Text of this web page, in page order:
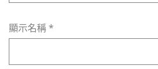
顯示名稱*